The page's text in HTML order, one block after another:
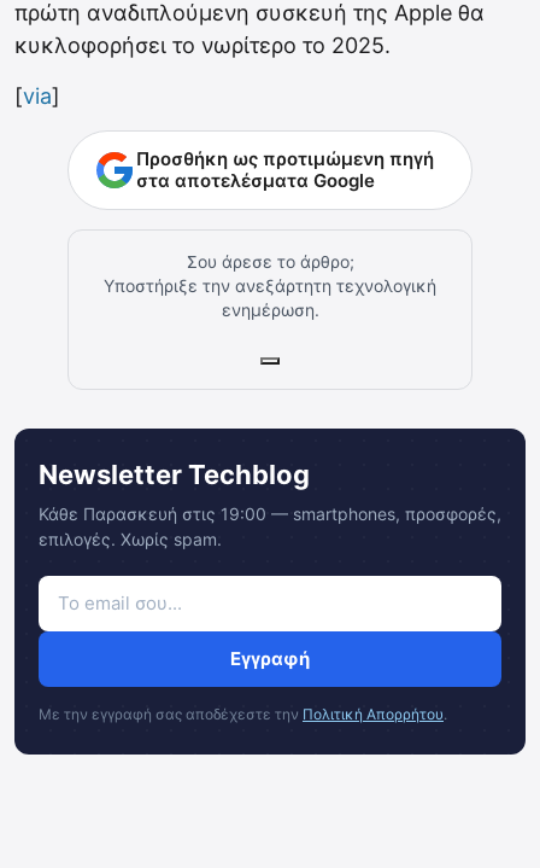
πρώτη αναδιπλούμενη συσκευή της Apple θα
κυκλοφορήσει το νωρίτερο το 2025.
[via]
Προσθήκη ως προτιμώμενη πηγή
στα αποτελέσματα Google
Σου άρεσε το άρθρο;
Υποστήριξε την ανεξάρτητη τεχνολογική
ενημέρωση.
Newsletter Techblog
Κάθε Παρασκευή στις 19:00 — smartphones, προσφορές,
επιλογές. Χωρίς spam.
Εγγραφή
Με την εγγραφή σας αποδέχεστε την Πολιτική Απορρήτου.